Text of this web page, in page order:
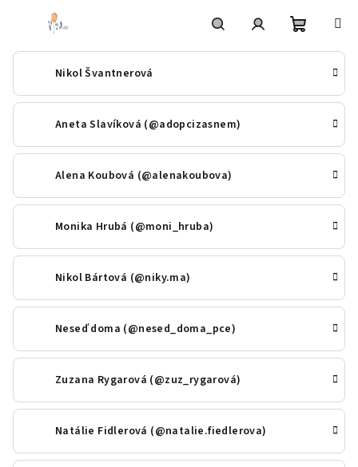
HledatPřihlášeníNákupní
košík
Nikol Švantnerová
Aneta Slavíková (@adopcizasnem)
Alena Koubová (@alenakoubova)
Monika Hrubá (@moni_hruba)
Nikol Bártová (@niky.ma)
Neseď doma (@nesed_doma_pce)
Zuzana Rygarová (@zuz_rygarová)
Natálie Fidlerová (@natalie.fiedlerova)